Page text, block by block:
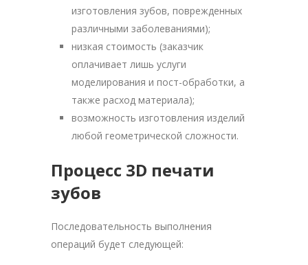
изготовления зубов, поврежденных
различными заболеваниями);
низкая стоимость (заказчик
оплачивает лишь услуги
моделирования и пост-обработки, а
также расход материала);
возможность изготовления изделий
любой геометрической сложности.
Процесс 3D печати
зубов
Последовательность выполнения
операций будет следующей: